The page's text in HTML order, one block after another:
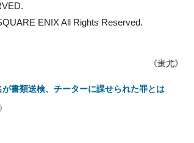
ENIX All Rights Reserved.
《蚩尤》
書類送検、チーターに課せられた罪とは